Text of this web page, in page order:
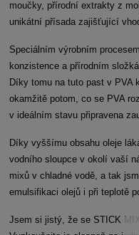
moučky, přírodní extrakty z
unikátní přísada zajišťující
Speciálním výrobním
konzistence a přírodním
Díky tomu na tuto past v PVA
okamžitě potom, co se PVA
v ideálním stavu připravena
Díky vyššímu obsahu oleje
vodního sloupce v okolí vaší
mixů v chladné vodě, a tak
emulsifikaci olejů i při teplotě
Jsem si jistý, že se STICK